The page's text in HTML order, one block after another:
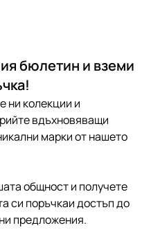
бюлетин и вземи
ни колекции и
вдъхновяващи
марки от нашето
общност и получете
си поръчкаи достъп до
предложения.